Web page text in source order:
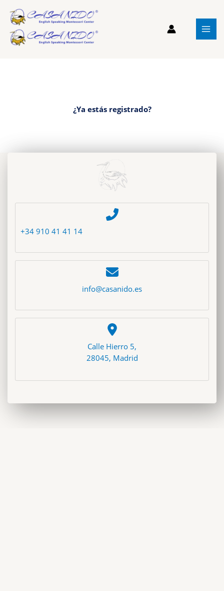
contenido
¿Ya estás registrado?
+34 910 41 41 14
info@casanido.es
Calle Hierro 5,
28045, Madrid